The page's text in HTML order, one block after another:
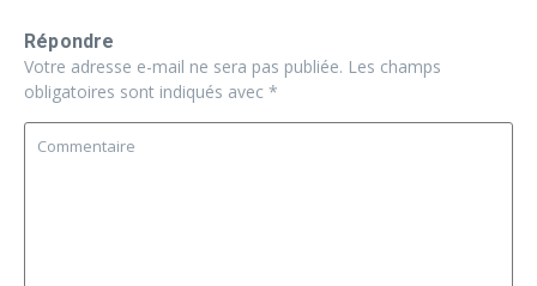
Répondre
Votre adresse e-mail ne sera pas publiée. Les champs
obligatoires sont indiqués avec *